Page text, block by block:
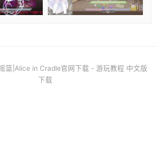
篮|Alice in Cradle官网下载 - 游玩教程 中文版
下载